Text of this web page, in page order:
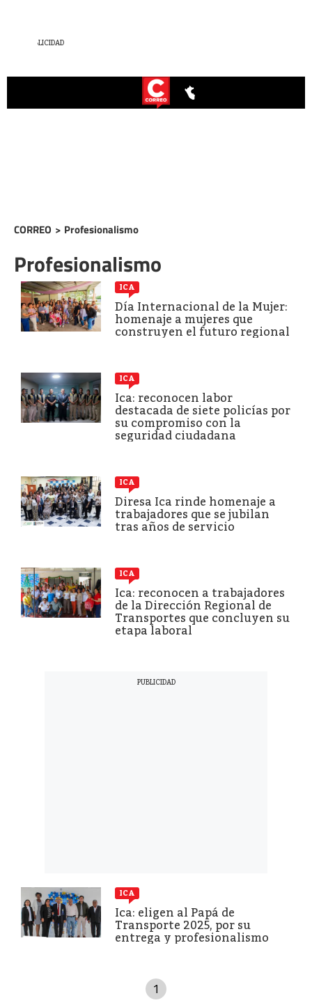
CORREO > Profesionalismo
Profesionalismo
ICA
Día Internacional de la Mujer:
homenaje a mujeres que
construyen el futuro regional
ICA
Ica: reconocen labor
destacada de siete policías por
su compromiso con la
seguridad ciudadana
ICA
Diresa Ica rinde homenaje a
trabajadores que se jubilan
tras años de servicio
ICA
Ica: reconocen a trabajadores
de la Dirección Regional de
Transportes que concluyen su
etapa laboral
ICA
Ica: eligen al Papá de
Transporte 2025, por su
entrega y profesionalismo
1